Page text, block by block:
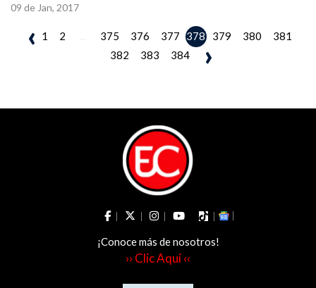
09 de Jan, 2017
‹ 1 2 375 376 377 378 379 380
381
382
383 384 ›
¡Conoce más de nosotros!
›› Clic Aquí ‹‹